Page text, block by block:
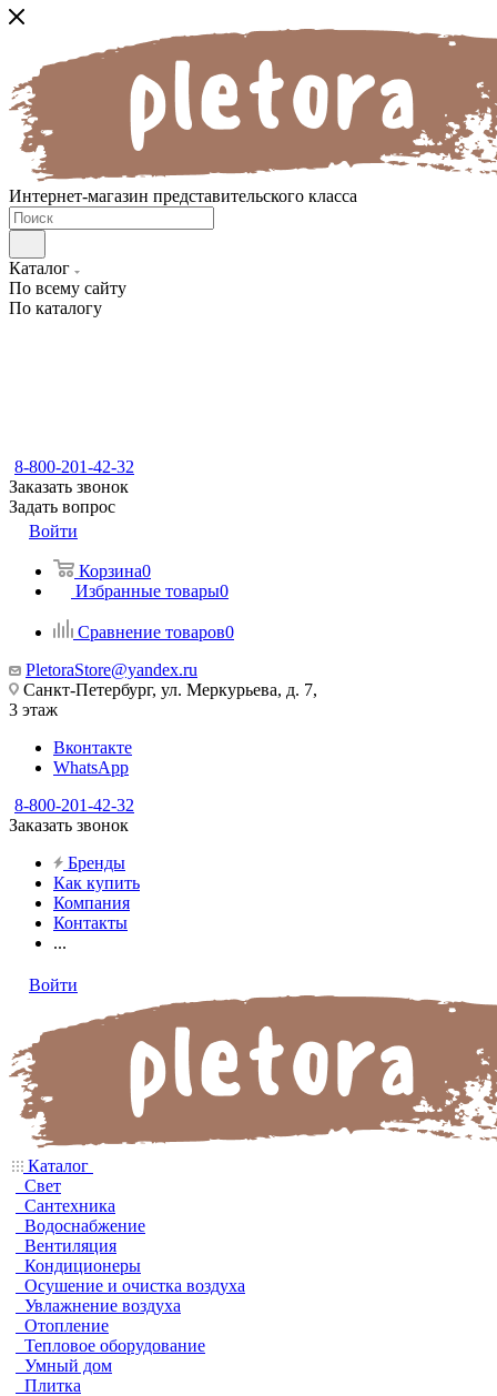
Интернет-магазин представительского класса
Каталог
По всему сайту
По каталогу
8-800-201-42-32
Заказать звонок
Задать вопрос
Войти
Корзина0
Избранные товары0
Сравнение товаров0
PletoraStore@yandex.ru
Санкт-Петербург, ул. Меркурьева, д. 7,
3 этаж
Вконтакте
WhatsApp
8-800-201-42-32
Заказать звонок
Бренды
Как купить
Компания
Контакты
...
Войти
Каталог
Свет
Сантехника
Водоснабжение
Вентиляция
Кондиционеры
Осушение и очистка воздуха
Увлажнение воздуха
Отопление
Тепловое оборудование
Умный дом
Плитка